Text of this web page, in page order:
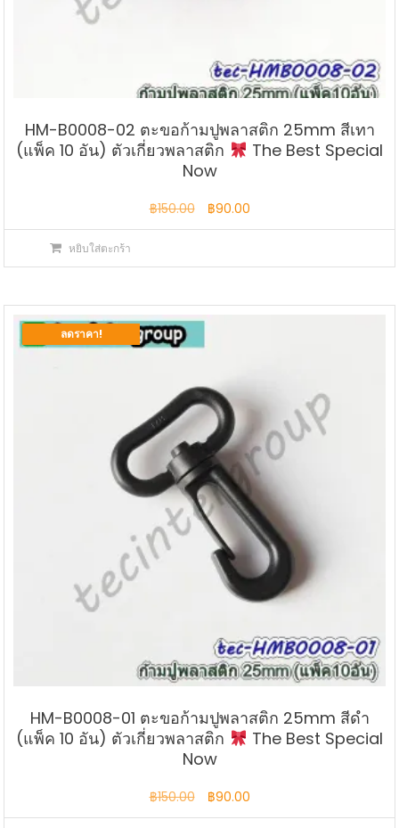
HM-B0008-02 ตะขอก้ามปูพลาสติก 25mm สีเทา
(แพ็ค 10 อัน) ตัวเกี่ยวพลาสติก
The Best Special
Now
฿150.00
Original
price
฿90.00Current
price
หยิบใส่ตะกร้า
ลดราคา!
HM-B0008-01 ตะขอก้ามปูพลาสติก 25mm สีดำ
(แพ็ค 10 อัน) ตัวเกี่ยวพลาสติก
The Best Special
Now
฿150.00
Original
price
฿90.00Current
price